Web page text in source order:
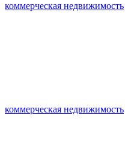
коммерческая недвижимость
коммерческая недвижимость